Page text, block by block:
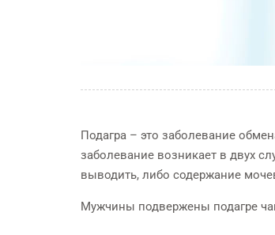
Подагра – это заболевание
заболевание возникает в двух
выводить, либо содержание
Мужчины подвержены подагре